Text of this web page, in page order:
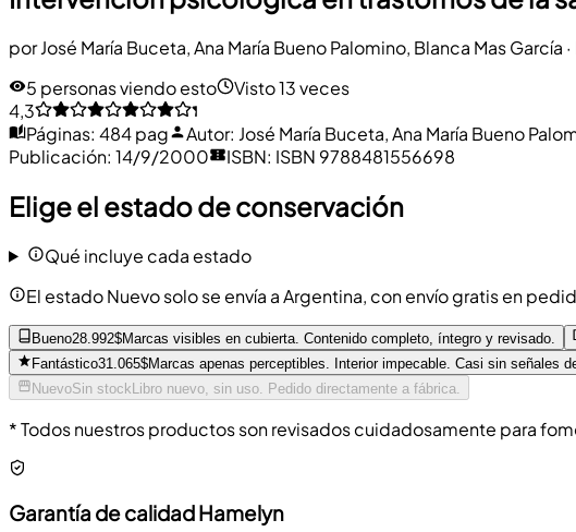
porJosé María Buceta,Ana María Bueno Palomino, Blanca Mas García ·
5 personas viendo esto
Visto 13 veces
4,3
Páginas: 484 pag Autor: José María Buceta, Ana María Bueno
Publicación: 14/9/2000 ISBN: ISBN 9788481556698
Elige el estado de conservación
Qué incluye cada estado
El estado Nuevo solo se envía a Argentina, con envío gratis en
Bueno28.992$Marcas visibles en cubierta. Contenido completo, íntegro y revisado.
Fantástico31.065$Marcas apenas perceptibles. Interior impecable. Casi sin señales
NuevoSin stockLibro nuevo, sin uso. Pedido directamente a fábrica.
* Todos nuestros productos son revisados cuidadosamente para
Garantía de calidad Hamelyn